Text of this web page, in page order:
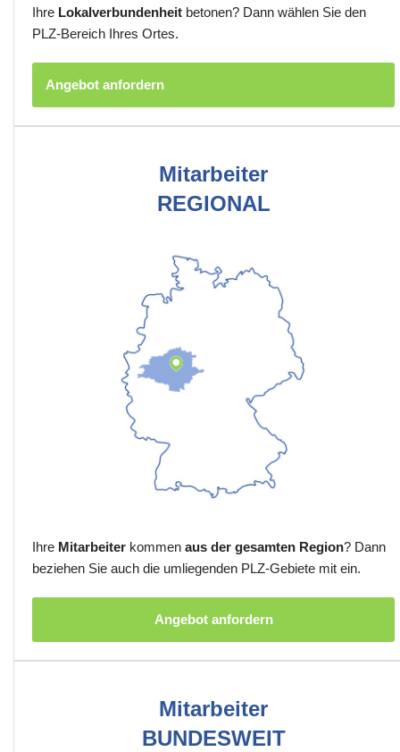
Ihre Lokalverbundenheit betonen? Dann wählen Sie den
PLZ-Bereich Ihres Ortes.
Angebot anfordern
Mitarbeiter
REGIONAL
Ihre Mitarbeiter kommen aus der gesamten Region? Dann
beziehen Sie auch die umliegenden PLZ-Gebiete mit ein.
Angebot anfordern
Mitarbeiter
BUNDESWEIT